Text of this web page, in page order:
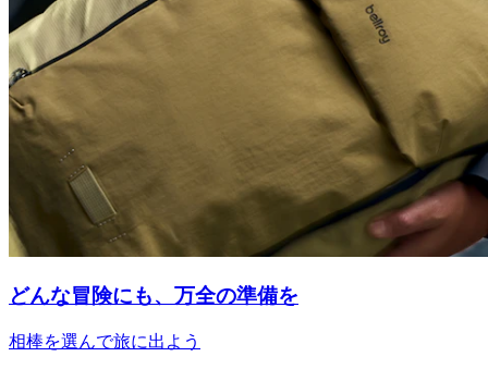
どんな冒険にも、万全の準備を
相棒を選んで旅に出よう